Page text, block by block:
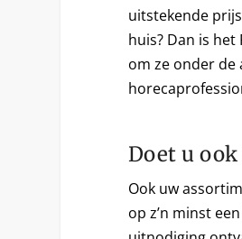
uitstekende
huis? Dan is
om ze onder de
Doet u ook
Ook uw
op z’n minst